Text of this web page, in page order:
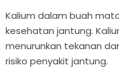
Kalium dalam buah
kesehatan jantung.
menurunkan tekanan
risiko penyakit jantung.